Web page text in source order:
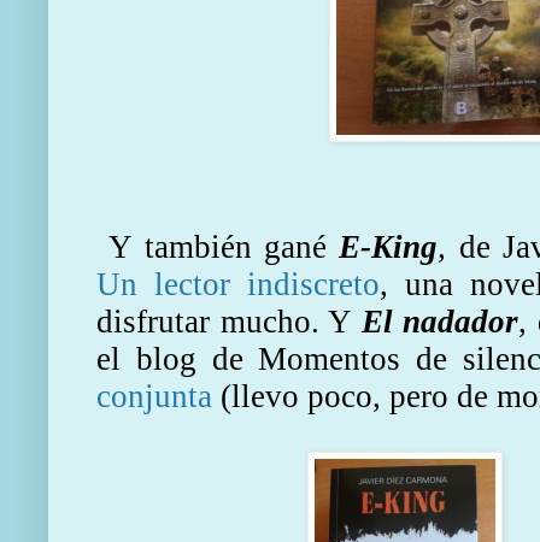
Y también gané E-King, de
Un lector indiscreto, una
disfrutar mucho. Y El nadador,
el blog de Momentos de
conjunta (llevo poco, pero de